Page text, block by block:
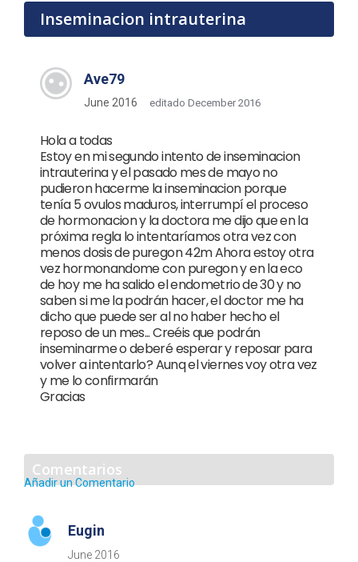
Inseminacion intrauterina
Ave79
June 2016 editado December 2016
Hola a todas
Estoy en mi segundo intento de inseminacion
intrauterina y el pasado mes de mayo no
pudieron hacerme la inseminacion porque
tenía 5 ovulos maduros, interrumpí el proceso
de hormonacion y la doctora me dijo que en la
próxima regla lo intentaríamos otra vez con
menos dosis de puregon 42m Ahora estoy otra
vez hormonandome con puregon y en la eco
de hoy me ha salido el endometrio de 30 y no
saben si me la podrán hacer, el doctor me ha
dicho que puede ser al no haber hecho el
reposo de un mes... Creéis que podrán
inseminarme o deberé esperar y reposar para
volver a intentarlo? Aunq el viernes voy otra vez
y me lo confirmarán
Gracias
Comentarios
Añadir un Comentario
Eugin
June 2016